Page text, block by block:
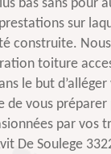
bas sans pour
sur
construite.
toiture
le but
de vous préparer
par vos
De Soulege